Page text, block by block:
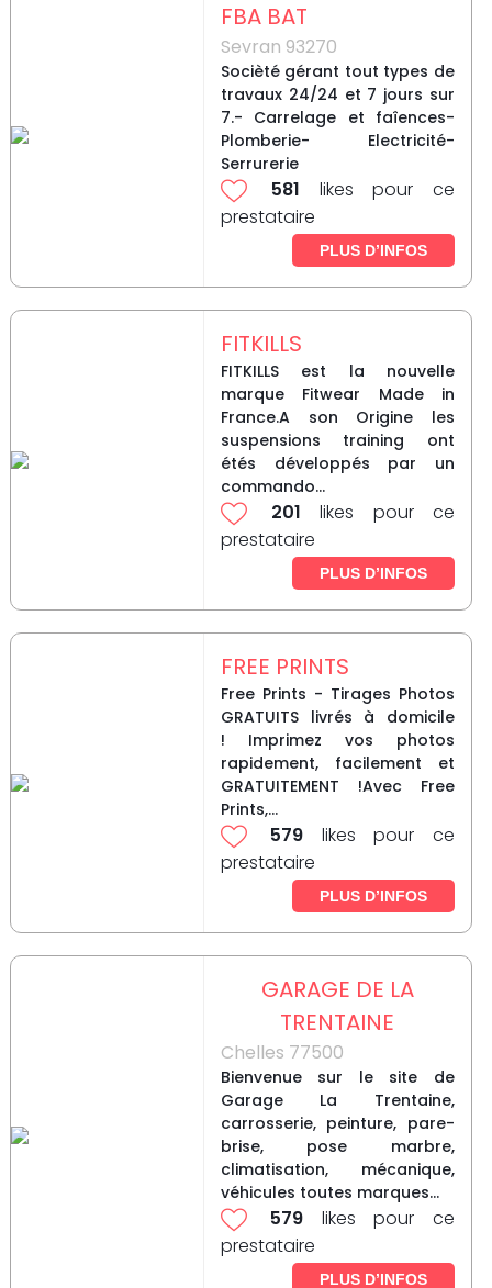
FBA BAT
Sevran 93270
Socièté gérant tout types de
travaux 24/24 et 7 jours sur
7.- Carrelage et faîences-
Plomberie- Electricité-
Serrurerie
581 likes pour ce
prestataire
PLUS D’INFOS
FITKILLS
FITKILLS est la nouvelle
marque Fitwear Made in
France.A son Origine les
suspensions training ont
étés développés par un
commando...
201 likes pour ce
prestataire
PLUS D’INFOS
FREE PRINTS
Free Prints - Tirages Photos
GRATUITS livrés à domicile
! Imprimez vos photos
rapidement, facilement et
GRATUITEMENT !Avec Free
Prints,...
579 likes pour ce
prestataire
PLUS D’INFOS
GARAGE DE LA
TRENTAINE
Chelles 77500
Bienvenue sur le site de
Garage La Trentaine,
carrosserie, peinture, pare-
brise, pose marbre,
climatisation, mécanique,
véhicules toutes marques...
579 likes pour ce
prestataire
PLUS D’INFOS